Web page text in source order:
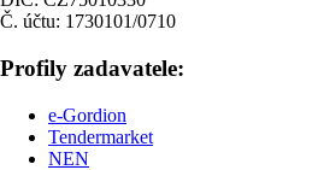
Č. účtu: 1730101/0710
Profily zadavatele:
e-Gordion
Tendermarket
NEN